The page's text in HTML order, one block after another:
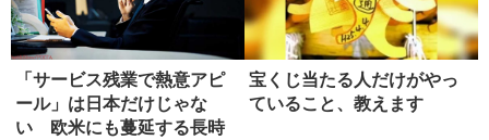
「サービス残業で熱意アピ
ール」は日本だけじゃな
い 欧米にも蔓延する長時
宝くじ当たる人だけがやっ
ていること、教えます